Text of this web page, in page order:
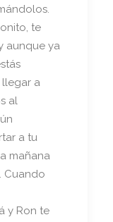
te
aunque ya
llegar a
al
a tu
mañana
Cuando
y Ron te